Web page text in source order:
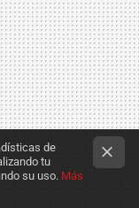
de
tu
su uso. Más